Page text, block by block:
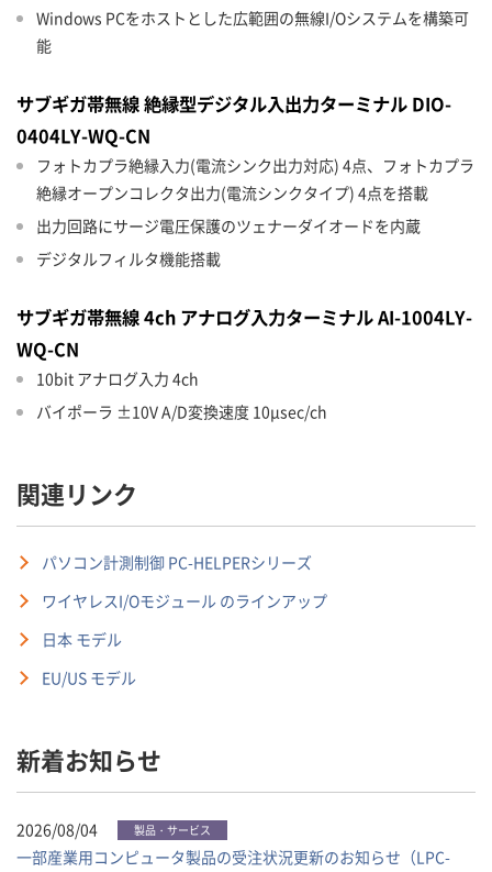
Windows PCをホストとした広範囲の無線I/Oシステムを構築可
能
サブギガ帯無線 絶縁型デジタル入出力ターミナル DIO-
0404LY-WQ-CN
フォトカプラ絶縁入力(電流シンク出力対応) 4点、フォトカプラ
絶縁オープンコレクタ出力(電流シンクタイプ) 4点を搭載
出力回路にサージ電圧保護のツェナーダイオードを内蔵
デジタルフィルタ機能搭載
サブギガ帯無線 4ch アナログ入力ターミナル AI-1004LY-
WQ-CN
10bit アナログ入力 4ch
バイポーラ ±10V A/D変換速度 10μsec/ch
関連リンク
パソコン計測制御 PC-HELPERシリーズ
ワイヤレスI/Oモジュール のラインアップ
日本 モデル
EU/US モデル
新着お知らせ
2026/08/04 製品・サービス
一部産業用コンピュータ製品の受注状況更新のお知らせ（LPC-